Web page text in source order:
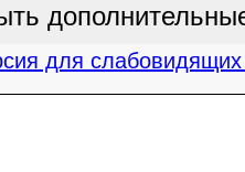
для слабовидящих